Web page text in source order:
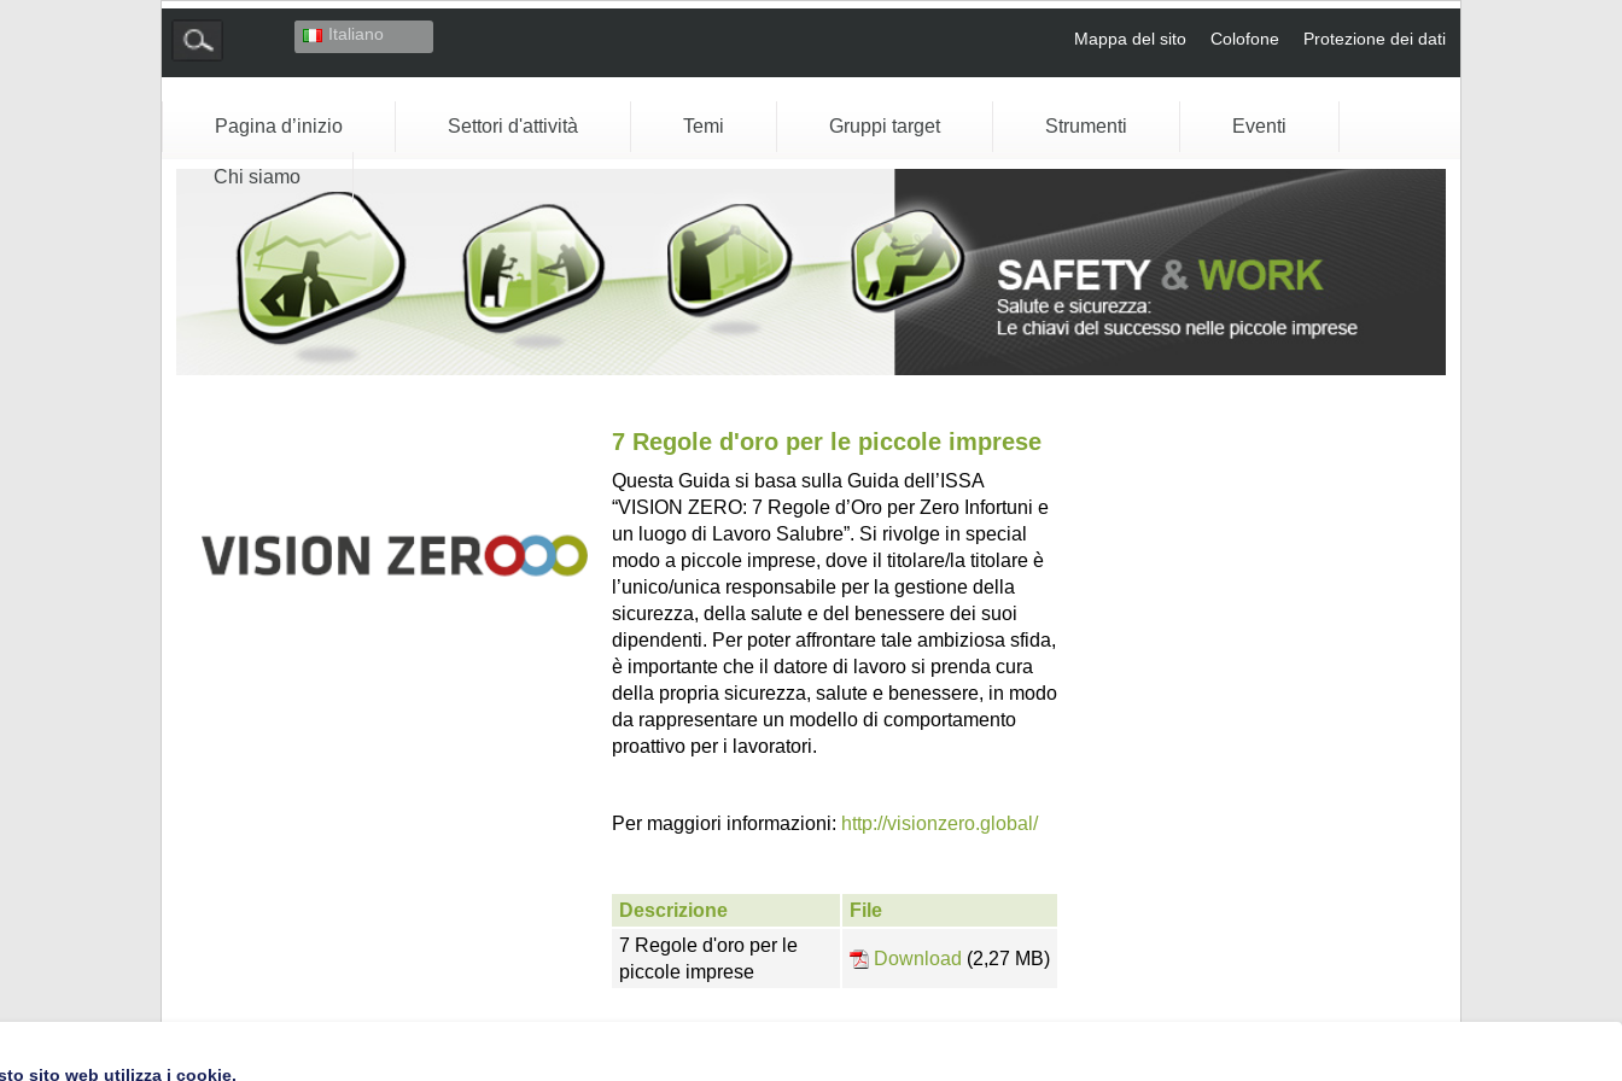
Español
Italiano Mappa del sito Colofone Protezione dei dati
Pagina d’inizio Settori d'attività Temi Gruppi target Strumenti Eventi
Chi siamo
7 Regole d'oro per le piccole imprese
Questa Guida si basa sulla Guida dell’ISSA
“VISION ZERO: 7 Regole d’Oro per Zero Infortuni e
un luogo di Lavoro Salubre”. Si rivolge in special
modo a piccole imprese, dove il titolare/la titolare è
l’unico/unica responsabile per la gestione della
sicurezza, della salute e del benessere dei suoi
dipendenti. Per poter affrontare tale ambiziosa sfida,
è importante che il datore di lavoro si prenda cura
della propria sicurezza, salute e benessere, in modo
da rappresentare un modello di comportamento
proattivo per i lavoratori.
Per maggiori informazioni: http://visionzero.global/
Descrizione
File
7 Regole d'oro per le
piccole imprese
Download (2,27 MB)
sito web utilizza i cookie.